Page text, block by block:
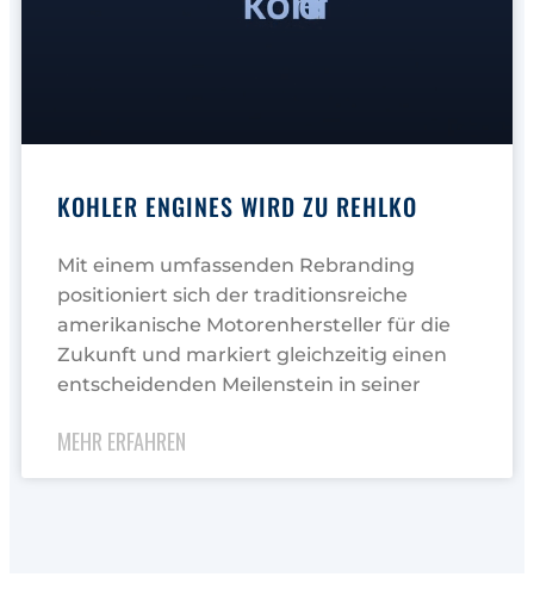
KOHLER ENGINES WIRD ZU REHLKO
Mit einem umfassenden Rebranding
positioniert sich der traditionsreiche
amerikanische Motorenhersteller für die
Zukunft und markiert gleichzeitig einen
entscheidenden Meilenstein in seiner
MEHR ERFAHREN